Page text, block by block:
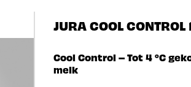
JURA COOL CONTROL
Cool Control – Tot 4 °C
melk